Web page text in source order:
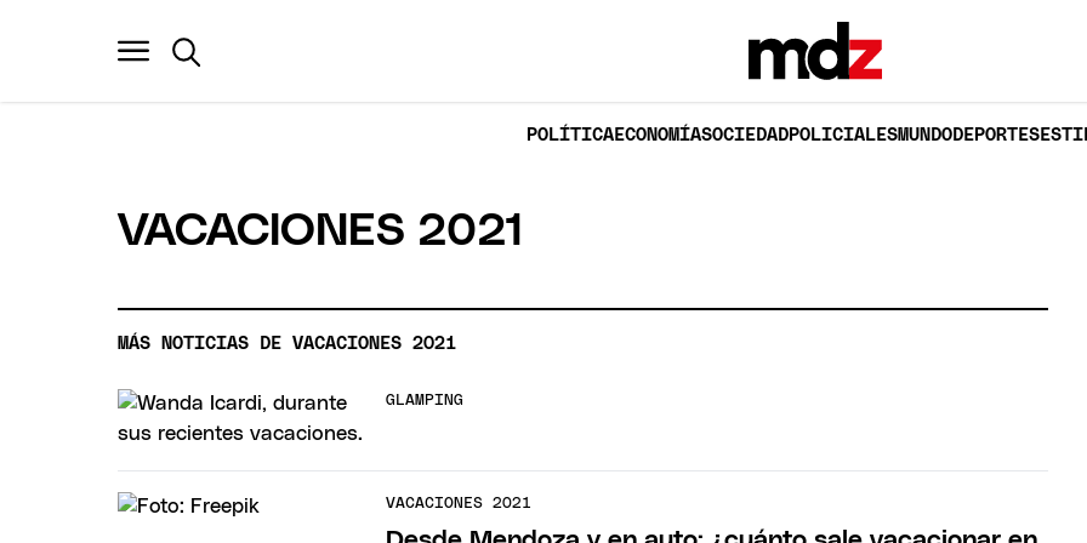
POLÍTICAECONOMÍASOCIEDADPOLICIALESMUNDODEPORTES
VACACIONES 2021
MÁS NOTICIAS DE VACACIONES 2021
GLAMPING
VACACIONES 2021